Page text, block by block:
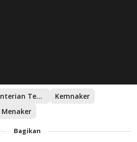
kementerian Tenaga Kerja
Kemnaker
Menaker
Bagikan